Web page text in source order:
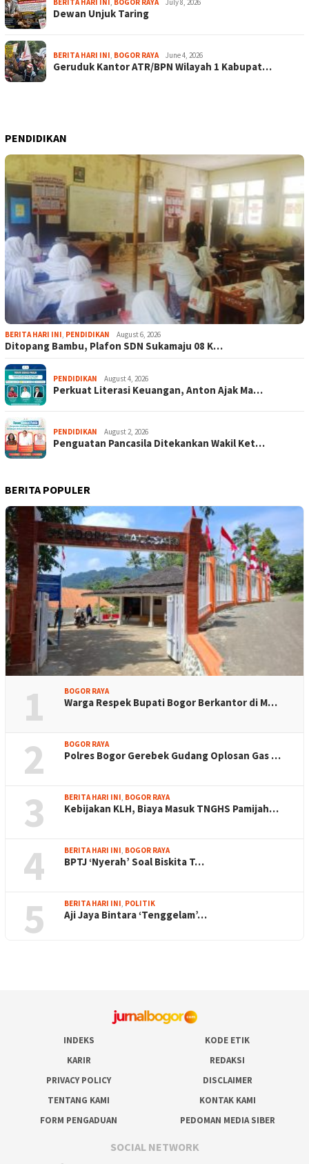
BERITA HARI INI, BOGOR RAYA July 8, 2026
Dewan Unjuk Taring
BERITA HARI INI, BOGOR RAYA June 4, 2026
Geruduk Kantor ATR/BPN Wilayah 1 Kabupat…
PENDIDIKAN
BERITA HARI INI, PENDIDIKAN August 6, 2026
Ditopang Bambu, Plafon SDN Sukamaju 08 K…
PENDIDIKAN August 4, 2026
Perkuat Literasi Keuangan, Anton Ajak Ma…
PENDIDIKAN August 2, 2026
Penguatan Pancasila Ditekankan Wakil Ket…
BERITA POPULER
1 BOGOR RAYA
Warga Respek Bupati Bogor Berkantor di M…
2 BOGOR RAYA
Polres Bogor Gerebek Gudang Oplosan Gas …
3 BERITA HARI INI BOGOR RAYA
Kebijakan KLH, Biaya Masuk TNGHS Pamijah…
4 BERITA HARI INI BOGOR RAYA
BPTJ ‘Nyerah’ Soal Biskita T…
5 BERITA HARI INI POLITIK
Aji Jaya Bintara ‘Tenggelam’…
INDEKS
KODE ETIK
KARIR
REDAKSI
PRIVACY POLICY
DISCLAIMER
TENTANG KAMI
KONTAK KAMI
FORM PENGADUAN
PEDOMAN MEDIA SIBER
SOCIAL NETWORK